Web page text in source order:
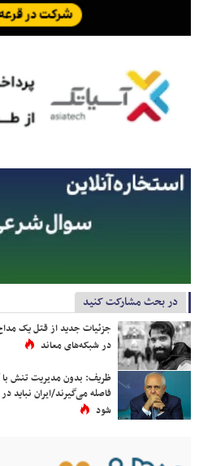
در بحث مشارکت کنید
جزئیات جدید از قتل یک
در شبکه‌های معاند
ظریف: بدون مدیریت تنش با
فاصله می‌گیرند/ایران نباید
شود